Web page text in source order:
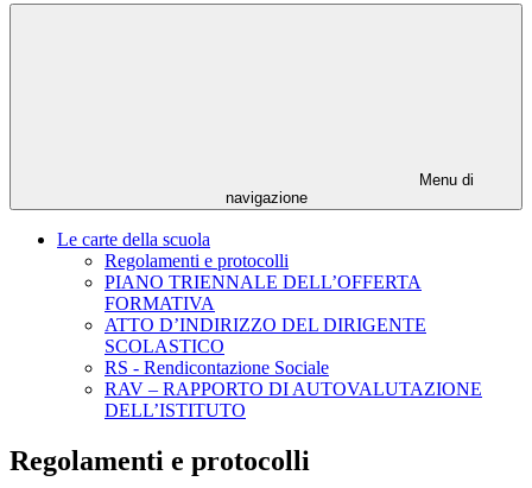
Menu di
navigazione
Le carte della scuola
Regolamenti e protocolli
PIANO TRIENNALE DELL’OFFERTA
FORMATIVA
ATTO D’INDIRIZZO DEL DIRIGENTE
SCOLASTICO
RS - Rendicontazione Sociale
RAV – RAPPORTO DI AUTOVALUTAZIONE
DELL’ISTITUTO
Regolamenti e protocolli